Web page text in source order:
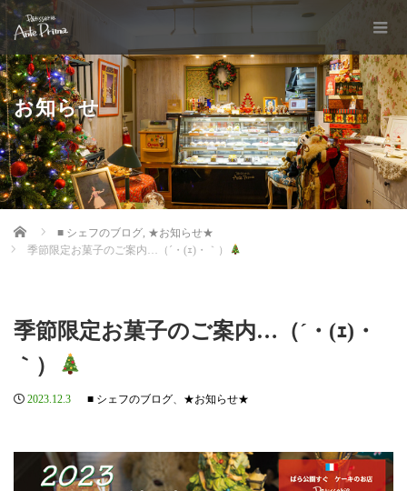
お知らせ
Home ■ シェフのブログ, ★お知らせ★
季節限定お菓子のご案内…（´・(ｪ)・｀）
季節限定お菓子のご案内…（´・(ｪ)・
｀）
2023.12.3 ■ シェフのブログ、 ★お知らせ★